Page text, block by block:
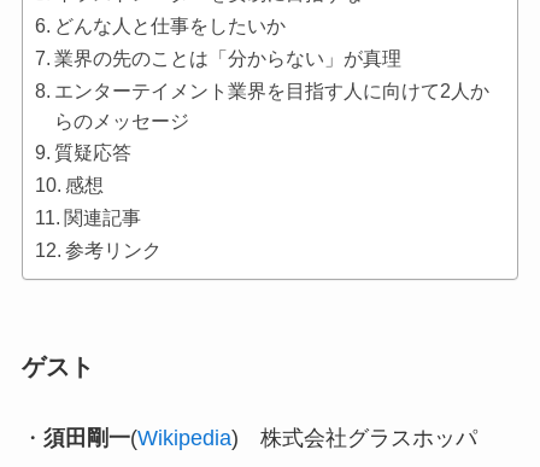
どんな人と仕事をしたいか
業界の先のことは「分からない」が真理
エンターテイメント業界を目指す人に向けて2人か
らのメッセージ
質疑応答
感想
関連記事
参考リンク
ゲスト
・ 須田剛一(Wikipedia) 株式会社グラスホッパ